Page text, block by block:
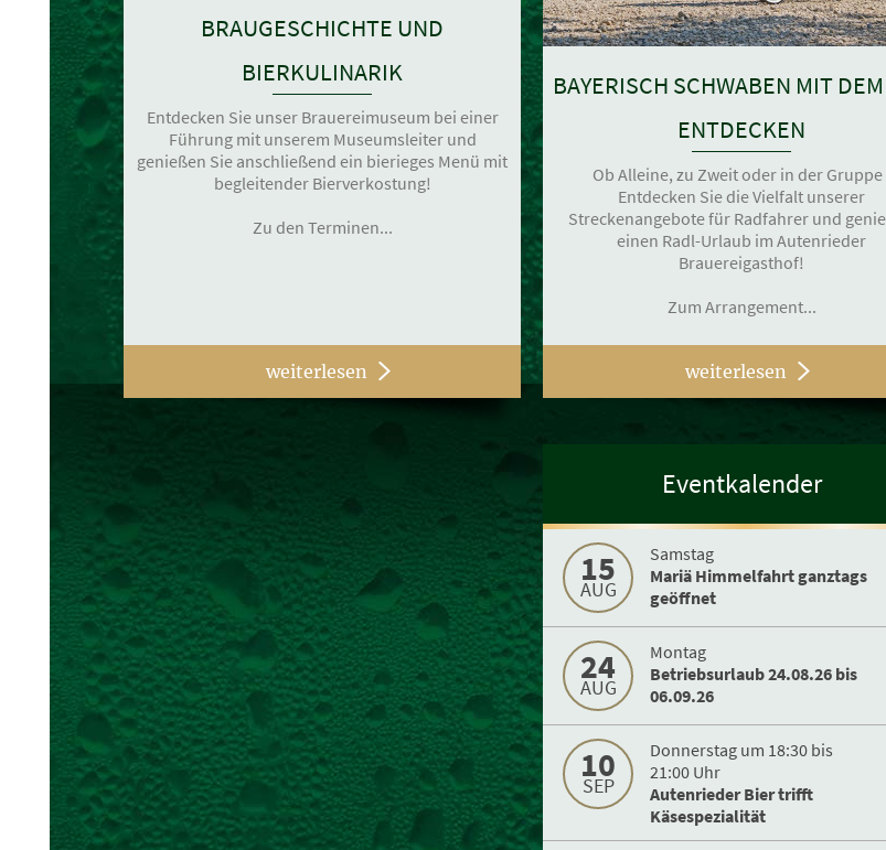
BRAUGESCHICHTE UND
BIERKULINARIK
Entdecken Sie unser Brauereimuseum bei einer
Führung mit unserem Museumsleiter und
genießen Sie anschließend ein bierieges Menü mit
begleitender Bierverkostung!
Zu den Terminen...
weiterlesen
BAYERISCH SCHWABEN MIT
ENTDECKEN
Ob Alleine, zu Zweit oder in der Gruppe
Entdecken Sie die Vielfalt unserer
Streckenangebote für Radfahrer und
einen Radl-Urlaub im Autenrieder
Brauereigasthof!
Zum Arrangement...
weiterlesen
Eventkalender
15
AUG
Samstag
Mariä Himmelfahrt ganztags
geöffnet
24
AUG
Montag
Betriebsurlaub 24.08.26 bis
06.09.26
10
SEP
Donnerstag um 18:30 bis
21:00 Uhr
Autenrieder Bier trifft
Käsespezialität